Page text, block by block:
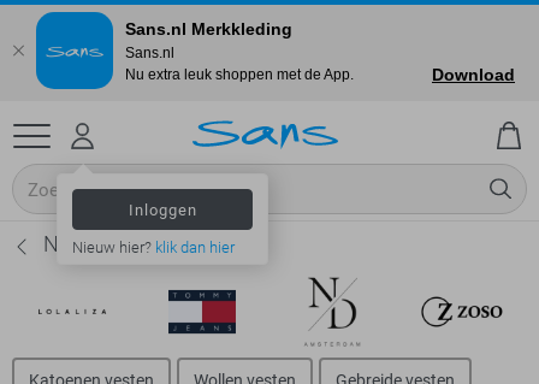
Inloggen
Nieuw hier? klik dan hier
NED Vesten - Dames
Katoenen vesten Wollen vesten Gebreide vesten
Sans.nl Merkkleding
Sans.nl
Nu extra leuk shoppen met de App.
Download